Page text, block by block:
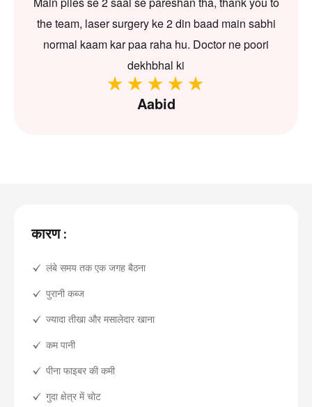
the team, laser surgery ke 2 din baad main sabhi
normal kaam kar paa raha hu. Doctor ne poori
dekhbhal ki
Aabid
कारण :
लंबे समय तक एक जगह बैठना
पुरानी कब्ज
ज्यादा तीखा और मसालेदार खाना
कम पानी
पीना फाइबर की कमी
गुदा क्षेत्र में चोट